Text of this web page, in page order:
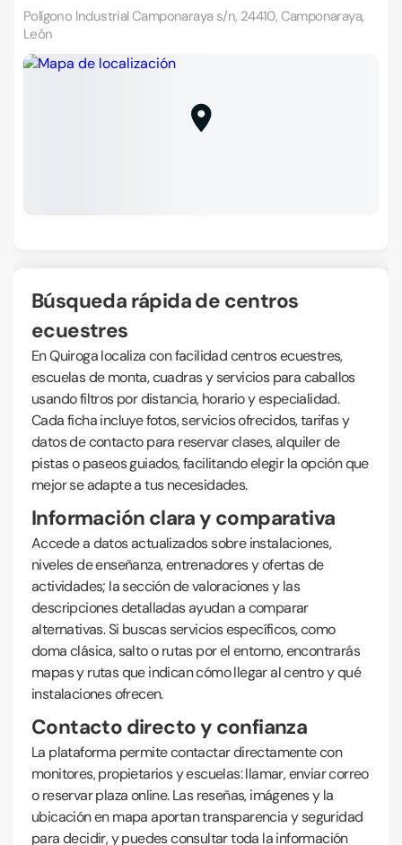
Polígono Industrial Camponaraya s/n, 24410, Camponaraya,
León
Búsqueda rápida de centros
ecuestres
En Quiroga localiza con facilidad centros ecuestres,
escuelas de monta, cuadras y servicios para caballos
usando filtros por distancia, horario y especialidad.
Cada ficha incluye fotos, servicios ofrecidos, tarifas y
datos de contacto para reservar clases, alquiler de
pistas o paseos guiados, facilitando elegir la opción que
mejor se adapte a tus necesidades.
Información clara y comparativa
Accede a datos actualizados sobre instalaciones,
niveles de enseñanza, entrenadores y ofertas de
actividades; la sección de valoraciones y las
descripciones detalladas ayudan a comparar
alternativas. Si buscas servicios específicos, como
doma clásica, salto o rutas por el entorno, encontrarás
mapas y rutas que indican cómo llegar al centro y qué
instalaciones ofrecen.
Contacto directo y confianza
La plataforma permite contactar directamente con
monitores, propietarios y escuelas: llamar, enviar correo
o reservar plaza online. Las reseñas, imágenes y la
ubicación en mapa aportan transparencia y seguridad
para decidir, y puedes consultar toda la información